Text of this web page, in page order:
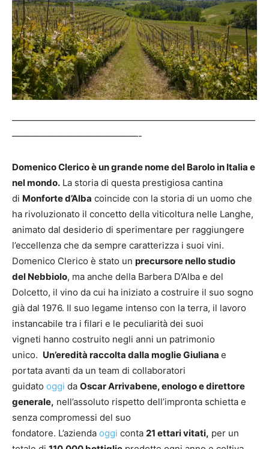
———————————————————————————
——————————————-
Domenico Clerico è un grande nome del Barolo in Italia e
nel mondo. La storia di questa prestigiosa cantina
di Monforte d’Alba coincide con la storia di un uomo che
ha rivoluzionato il concetto della viticoltura nelle Langhe,
animato dal desiderio di sperimentare per raggiungere
l’eccellenza che da sempre caratterizza i suoi vini.
Domenico Clerico è stato un precursore nello studio
del Nebbiolo, ma anche della Barbera D’Alba e del
Dolcetto, il vino da cui ha iniziato a costruire il suo sogno
già dal 1976. Il suo legame intenso con la terra, il lavoro
instancabile tra i filari e le peculiarità dei suoi
vigneti hanno costruito negli anni un patrimonio
unico. Un’eredità raccolta dalla moglie Giuliana e
portata avanti da un team di collaboratori
guidato oggi da Oscar Arrivabene, enologo e direttore
generale, nell’assoluto rispetto dell’impronta schietta e
senza compromessi del suo
fondatore. L’azienda oggi conta 21 ettari vitati, per un